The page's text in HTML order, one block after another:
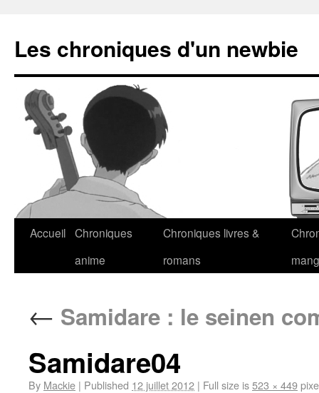
Les chroniques d'un newbie
Accueil Chroniques
anime
Chroniques livres &
romans
← Samidare : le seinen
Samidare04
By Mackie | Published 12 juillet 2012 | Full size is523 × 449